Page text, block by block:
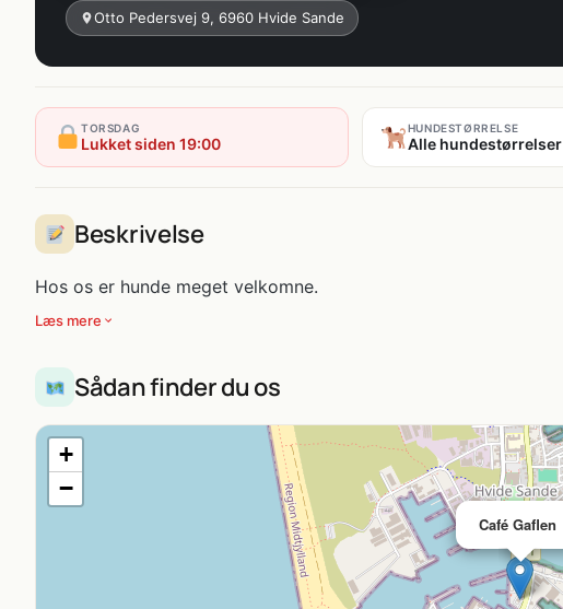
Otto Pedersvej 9, 6960 Hvide Sande
TORSDAG
Lukket siden 19:00
HUNDESTØRRELSE
Alle hundestørrelser
Beskrivelse
Hos os er hunde meget velkomne.
Læs mere
Sådan finder du os
Café Gaflen
+
−